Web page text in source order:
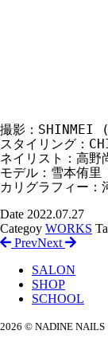
撮影：SHINMEI
スタイリング：
ネイリスト：高
モデル：雪本侑里
カリグラフィー：
Date 2022.07.27
Categoy WORKS
PrevNext
SALON
SHOP
SCHOOL
2026 © NADINE NAILS